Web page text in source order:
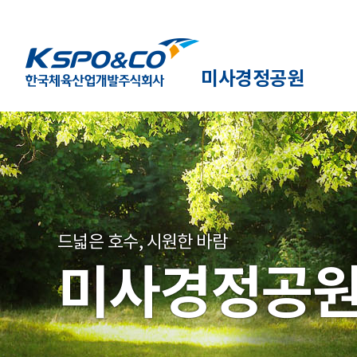
미사경정공원
드넓은 호수, 시원한 바람
미사경정공